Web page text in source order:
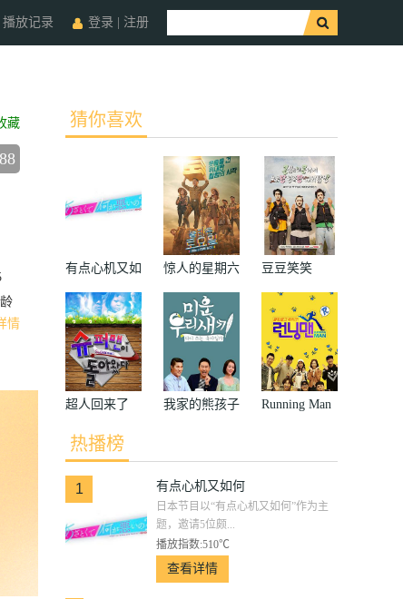
登录 注册
播放记录
藏
情
猜你喜欢
有点心机又如
何
惊人的星期六 豆豆笑笑
超人回来了 我家的熊孩子 Running Man
热播榜
1 有点心机又如何
日本节目以“有点心机又如何”作为主
题，邀请5位颇...
播放指数:510℃
查看详情